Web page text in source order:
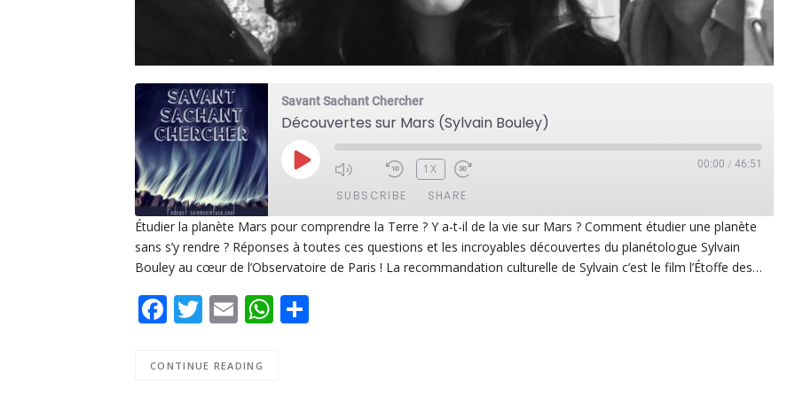
Savant Sachant Chercher
Découvertes sur Mars (Sylvain Bouley)
PLAY
1X 00:00 / 46:51
SUBSCRIBE SHARE
Apple Podcasts Deezer Google Play
RSS
Spotify
SHARE
EMBED
Étudier la planète Mars pour comprendre la Terre ? Y a-t-il de la vie sur Mars ? Comment étudier une planète
sans s’y rendre ? Réponses à toutes ces questions et les incroyables découvertes du planétologue Sylvain
Bouley au cœur de l’Observatoire de Paris ! La recommandation culturelle de Sylvain c’est le film l’Étoffe des…
Facebook
Twitter
EmailWhatsApp
CONTINUE READING